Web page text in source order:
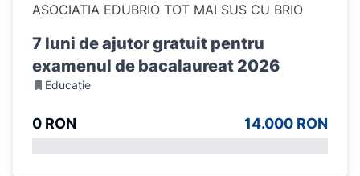
ASOCIATIA EDUBRIO TOT MAI SUS CU BRIO
7 luni de ajutor gratuit pentru
examenul de bacalaureat 2026
Educație
0 RON 14.000 RON